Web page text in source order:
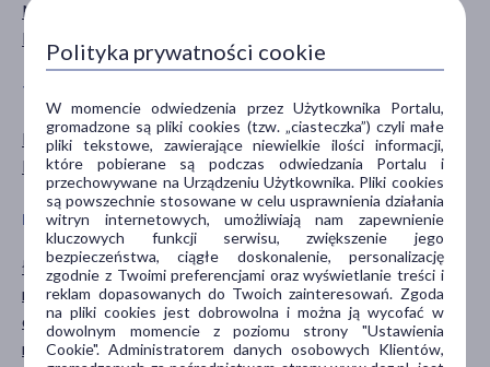
Mężczyzna
Kobieta
TYP PRODUKTU
Kosmetyk
Produkt roślinny
peeling
DZIAŁANIE/WŁAŚCIWOŚCI
łagodzące
nawilżające
odżywcze
regenerujące
PROBLEM
suchość
Polityka prywatności cookie
W momencie odwiedzenia przez Użytkownika Portalu,
gromadzone są pliki cookies (tzw. „ciasteczka”) czyli małe
pliki tekstowe, zawierające niewielkie ilości informacji,
które pobierane są podczas odwiedzania Portalu i
przechowywane na Urządzeniu Użytkownika. Pliki cookies
są powszechnie stosowane w celu usprawnienia działania
witryn internetowych, umożliwiają nam zapewnienie
kluczowych funkcji serwisu, zwiększenie jego
bezpieczeństwa, ciągłe doskonalenie, personalizację
zgodnie z Twoimi preferencjami oraz wyświetlanie treści i
reklam dopasowanych do Twoich zainteresowań. Zgoda
na pliki cookies jest dobrowolna i można ją wycofać w
dowolnym momencie z poziomu strony "Ustawienia
Cookie". Administratorem danych osobowych Klientów,